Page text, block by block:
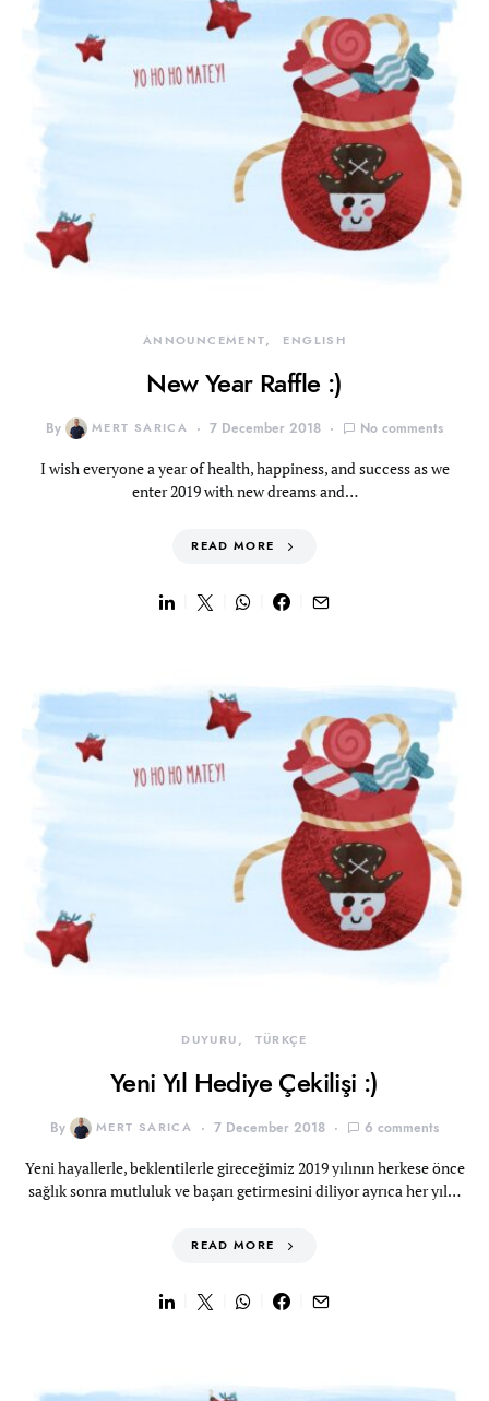
ANNOUNCEMENT ENGLISH
New Year Raffle :)
By MERT SARICA 7 December 2018 No comments
I wish everyone a year of health, happiness, and success as we
enter 2019 with new dreams and…
READ MORE
DUYURU TÜRKÇE
Yeni Yıl Hediye Çekilişi :)
By MERT SARICA 7 December 2018 6 comments
Yeni hayallerle, beklentilerle gireceğimiz 2019 yılının herkese önce
sağlık sonra mutluluk ve başarı getirmesini diliyor ayrıca her yıl…
READ MORE